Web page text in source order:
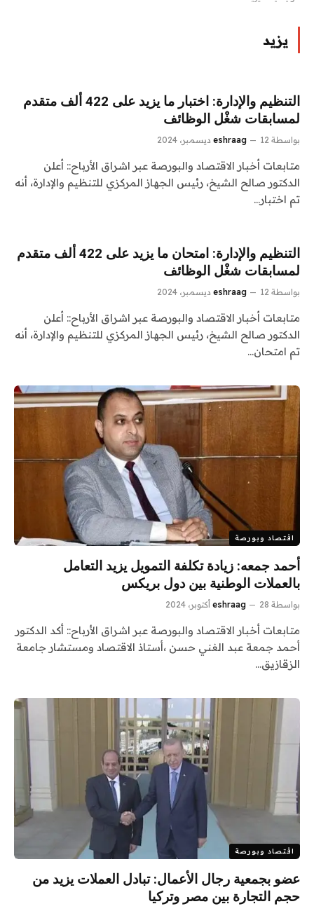
يزيد
التنظيم والإدارة: اختبار ما يزيد على 422 ألف متقدم
لمسابقات شغْل الوظائف
بواسطة eshraag 12 ديسمبر، 2024
متابعات أخبار الاقتصاد والبورصة عبر اشراق الأرباح:: أعلن
الدكتور صالح الشيخ، رئيس الجهاز المركزي للتنظيم والإدارة، أنه
تم اختبار…
التنظيم والإدارة: امتحان ما يزيد على 422 ألف متقدم
لمسابقات شغْل الوظائف
بواسطة eshraag 12 ديسمبر، 2024
متابعات أخبار الاقتصاد والبورصة عبر اشراق الأرباح:: أعلن
الدكتور صالح الشيخ، رئيس الجهاز المركزي للتنظيم والإدارة، أنه
تم امتحان…
اقتصاد وبورصة
أحمد جمعه: زيادة تكلفة التمويل يزيد التعامل
بالعملات الوطنية بين دول بريكس
بواسطة eshraag 28 أكتوبر، 2024
متابعات أخبار الاقتصاد والبورصة عبر اشراق الأرباح:: أكد الدكتور
أحمد جمعة عبد الغني حسن ،أستاذ الاقتصاد ومستشار جامعة
الزقازيق…
اقتصاد وبورصة
عضو بجمعية رجال الأعمال: تبادل العملات يزيد من
حجم التجارة بين مصر وتركيا